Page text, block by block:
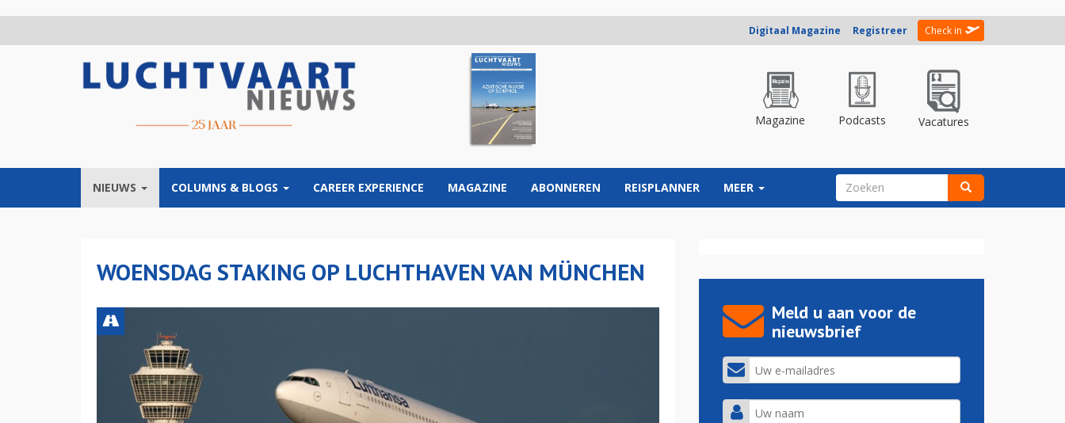
Digitaal Magazine Registreer Check in
Magazine Podcasts Vacatures
NIEUWS COLUMNS & BLOGS CAREER EXPERIENCE MAGAZINE ABONNEREN REISPLANNER MEER ZOEKVELD
WOENSDAG STAKING OP LUCHTHAVEN VAN MÜNCHEN
Meld u aan voor de
nieuwsbrief